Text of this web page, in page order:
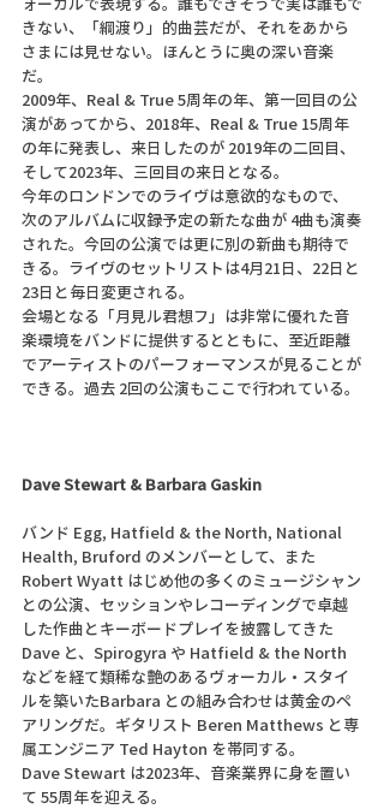
きない、「綱渡り」的曲芸だが、それをあから
さまには見せない。ほんとうに奥の深い音楽
だ。
2009年、Real & True 5周年の年、第一回目の公
演があってから、2018年、Real & True 15周年
の年に発表し、来日したのが 2019年の二回目、
そして2023年、三回目の来日となる。
今年のロンドンでのライヴは意欲的なもので、
次のアルバムに収録予定の新たな曲が 4曲も演奏
された。今回の公演では更に別の新曲も期待で
きる。ライヴのセットリストは4月21日、22日と
23日と毎日変更される。
会場となる「月見ル君想フ」は非常に優れた音
楽環境をバンドに提供するとともに、至近距離
でアーティストのパーフォーマンスが見ることが
できる。過去 2回の公演もここで行われている。
Dave Stewart & Barbara Gaskin
バンド Egg, Hatfield & the North, National
Health, Bruford のメンバーとして、また
Robert Wyatt はじめ他の多くのミュージシャン
との公演、セッションやレコーディングで卓越
した作曲とキーボードプレイを披露してきた
Dave と、Spirogyra や Hatfield & the North
などを経て類稀な艶のあるヴォーカル・スタイ
ルを築いたBarbara との組み合わせは黄金のペ
アリングだ。ギタリスト Beren Matthews と専
属エンジニア Ted Hayton を帯同する。
Dave Stewart は2023年、音楽業界に身を置い
て 55周年を迎える。